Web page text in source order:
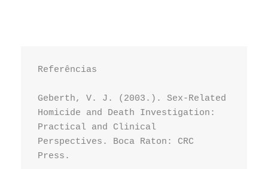
Referências
Geberth, V. J. (2003.). Sex-Related
Homicide and Death Investigation:
Practical and Clinical
Perspectives. Boca Raton: CRC
Press.